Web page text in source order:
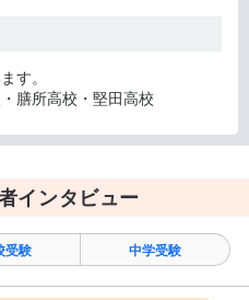
す。
膳所高校・堅田高校
インタビュー
受験 中学受験